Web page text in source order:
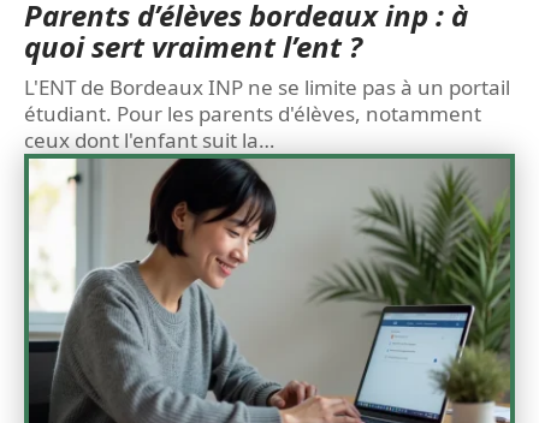
Parents d’élèves bordeaux inp : à
quoi sert vraiment l’ent ?
L'ENT de Bordeaux INP ne se limite pas à un portail
étudiant. Pour les parents d'élèves, notamment
ceux dont l'enfant suit la…